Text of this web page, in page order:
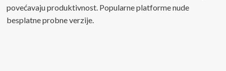
povećavaju produktivnost. Popularne platforme nude
besplatne probne verzije.